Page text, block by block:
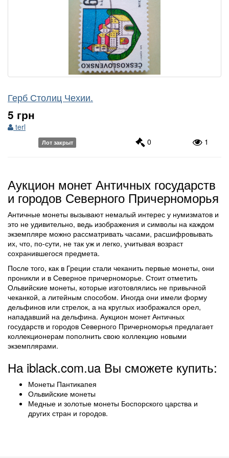
Герб Столиц Чехии.
5 грн
terl
Лот закрыт 0 1
Аукцион монет Античных государств
и городов Северного Причерноморья
Античные монеты вызывают немалый интерес у нумизматов и
это не удивительно, ведь изображения и символы на каждом
экземпляре можно рассматривать часами, расшифровывать
их, что, по-сути, не так уж и легко, учитывая возраст
сохранившегося предмета.
После того, как в Греции стали чеканить первые монеты, они
проникли и в Северное причерноморье. Стоит отметить
Ольвийские монеты, которые изготовлялись не привычной
чеканкой, а литейным способом. Иногда они имели форму
дельфинов или стрелок, а на круглых изображался орел,
нападавший на дельфина. Аукцион монет Античных
государств и городов Северного Причерноморья предлагает
коллекционерам пополнить свою коллекцию новыми
экземплярами.
На iblack.com.ua Вы сможете купить:
Монеты Пантикапея
Ольвийские монеты
Медные и золотые монеты Боспорского царства и
других стран и городов.